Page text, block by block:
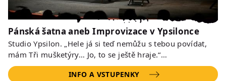
Pánská šatna aneb Improvizace v Ypsilonce
Studio Ypsilon. „Hele já si teď nemůžu s tebou povídat,
mám Tři mušketýry… Jo, to se ještě hraje.“…
INFO A VSTUPENKY